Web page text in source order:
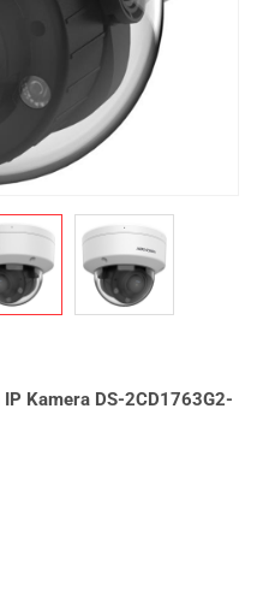
Kamera DS-2CD1763G2-